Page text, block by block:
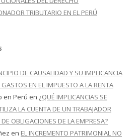
TRIBUTARIO EN EL PERÚ
DE CAUSALIDAD Y SU IMPLICANCIA
EN EL IMPUESTO A LA RENTA
en Perú en ¿QUÉ IMPLICANCIAS SE
LA CUENTA DE UN TRABAJADOR
OBLIGACIONES DE LA EMPRESA?
en EL INCREMENTO PATRIMONIAL NO